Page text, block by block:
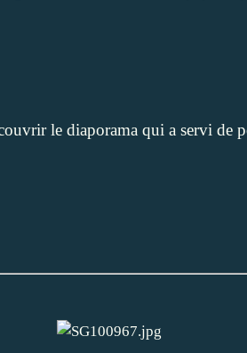
le diaporama qui a servi de